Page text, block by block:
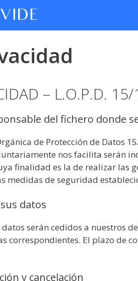
– L.O.P.D.
del fichero donde
de Protección de Datos
nos facilita serán
finalidad es la de realizar las
de seguridad
datos
serán cedidos a nuestros
correspondientes. El plazo de
y cancelación